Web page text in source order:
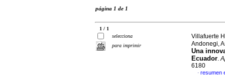
página 1 de 1
1 / 1
selecciona
para imprimir
Villafuerte
Andonegi,
Una
Ecuador.
6180
· resumen